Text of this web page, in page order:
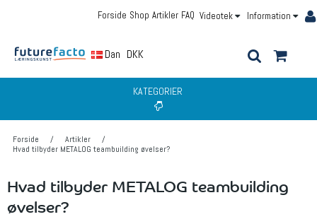
Information
Videotek
FAQ
Artikler
Shop
Forside
DanskDKK
KATEGORIER
Forside / Artikler
/
Hvad tilbyder METALOG teambuilding øvelser?
Hvad tilbyder METALOG teambuilding
øvelser?